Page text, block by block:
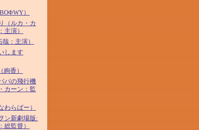
）
（ルカ・カ
主演）
：主演）
します
絢香）
パの飛行機
カーン：監
わらばー）
ン新劇場版:
総監督）